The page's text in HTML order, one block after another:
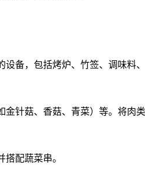
备，包括烤炉、竹签、调味料、
针菇、香菇、青菜）等。将肉
配蔬菜串。